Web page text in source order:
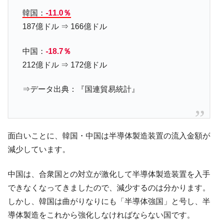
『Money1』
JPモルガン「韓国レバレッジETFの清算は
ほぼ終わった」
発。
『Money1』
韓国政府「ニセＫ-ブランドを通報しようキ
『Money1』
韓国「橋が落ちました」⇒ 耐久性「なさす
『Money1』
韓国鉄鋼最大手『POSCO』ズブズブ沈む。
営業利益80.2％も減少
『Money1』
米国下院「韓国の公務員個人をターゲット
する差別。許してはおかぬ
『Money1』
韓国ボンクラ政策室長･金容範、株価暴落に
他人事のような発言。
『Money1』
韓国半導体『SKハイニックス』2026年2Qの
韓国： -11.0％
187億ドル ⇒ 166億ドル
中国： -18.7％
212億ドル ⇒ 172億ドル
⇒データ出典：『国連貿易統計』
面白いことに、韓国・中国は半導体製造装置の流入金額が
減少しています。
中国は、合衆国との対立が激化して半導体製造装置を入手
できなくなってきましたので、減少するのは分かります。
しかし、韓国は曲がりなりにも「半導体強国」と号し、半
導体製造をこれから強化しなければならない国です。